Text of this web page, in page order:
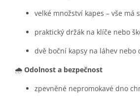
velké množství kapes – vše má
praktický držák na klíče nebo
dvě boční kapsy na láhev nebo
🌧️ Odolnost a bezpečnost
zpevněné nepromokavé dno